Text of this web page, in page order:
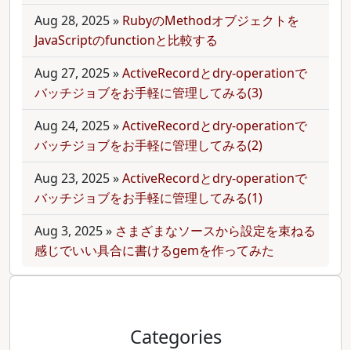
Aug 28, 2025» RubyのMethodオブジェクトを
JavaScriptのfunctionと比較する
Aug 27, 2025»ActiveRecordとdry-operationで
バッチジョブをお手軽に管理してみる(3)
Aug 24, 2025»ActiveRecordとdry-operationで
バッチジョブをお手軽に管理してみる(2)
Aug 23, 2025»ActiveRecordとdry-operationで
バッチジョブをお手軽に管理してみる(1)
Aug 3, 2025» さまざまなソースから設定を束ねる
感じでいい具合に書けるgemを作ってみた
Categories